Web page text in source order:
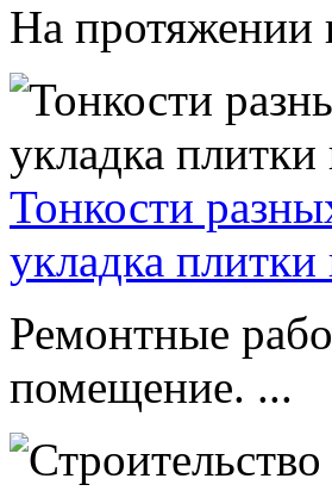
На протяжении
Тонкости
укладка плитки
Ремонтные
помещение. ...